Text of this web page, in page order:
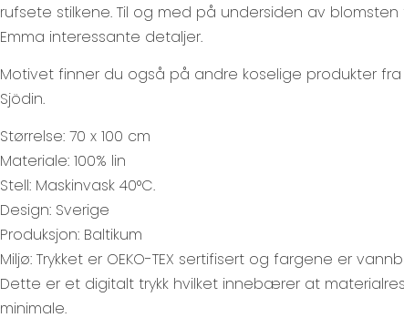
rufsete stilkene. Til og med på undersiden av blomsten
Emma interessante detaljer.
Motivet finner du også på andre koselige produkter fra
Sjödin.
Størrelse: 70 x 100 cm
Materiale: 100% lin
Stell: Maskinvask 40°C.
Design: Sverige
Produksjon: Baltikum
Miljø: Trykket er OEKO-TEX sertifisert og fargene er
Dette er et digitalt trykk hvilket innebærer at
minimale.